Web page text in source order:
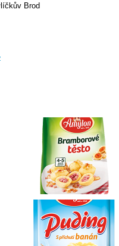
Brod